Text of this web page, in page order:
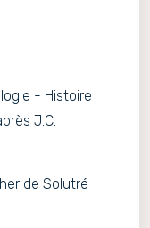
- Histoire
J.C.
de Solutré